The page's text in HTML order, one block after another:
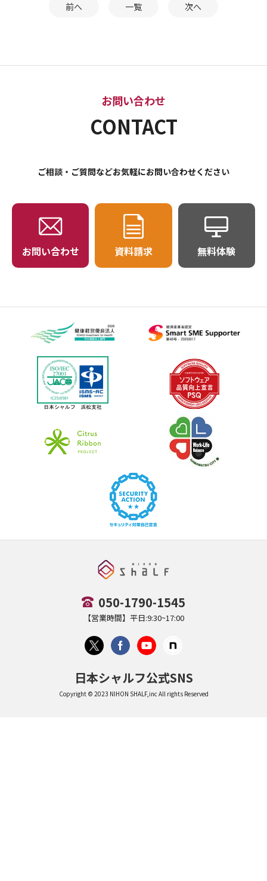
前へ 一覧 次へ
お問い合わせ
CONTACT
ご相談・ご質問などお気軽にお問い合わせください
お問い合わせ 資料請求 無料体験
050-1790-1545
【営業時間】平日:9:30~17:00
日本シャルフ公式SNS
Copyright © 2023 NIHON SHALF,inc All rights Reserved